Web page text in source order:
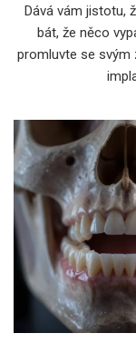
Dává vám jistotu,
bát, že něco
promluvte se svým